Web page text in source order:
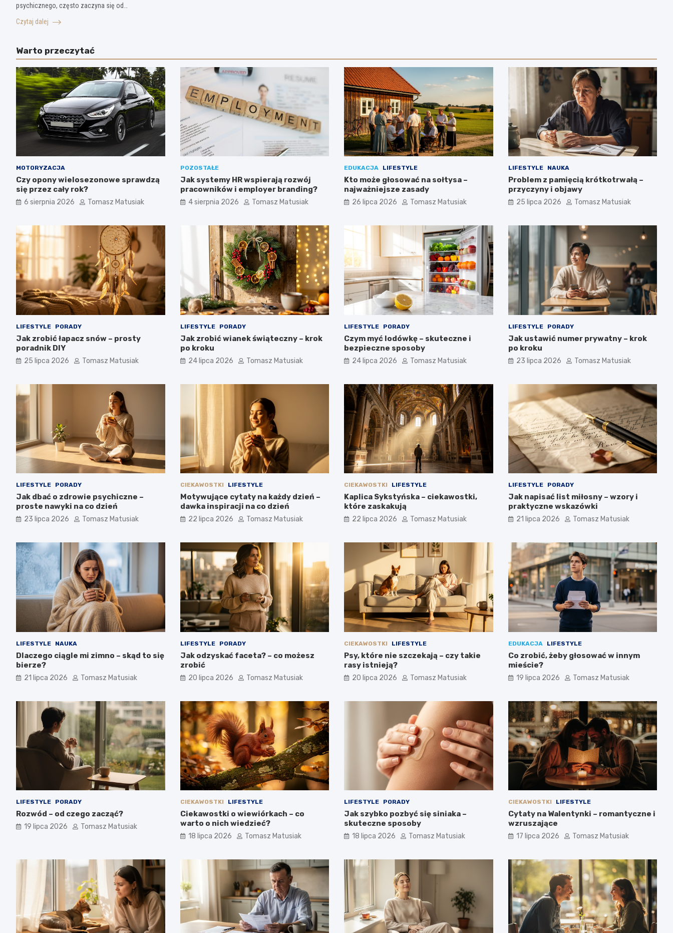
psychicznego, często zaczyna się od…
Czytaj dalej
Warto przeczytać
MOTORYZACJA
Czy opony wielosezonowe sprawdzą
się przez cały rok?
6 sierpnia 2026 Tomasz Matusiak
POZOSTAŁE
Jak systemy HR wspierają rozwój
pracowników i employer branding?
4 sierpnia 2026 Tomasz Matusiak
EDUKACJA LIFESTYLE
Kto może głosować na sołtysa –
najważniejsze zasady
26 lipca 2026 Tomasz Matusiak
LIFESTYLE NAUKA
Problem z pamięcią krótkotrwałą –
przyczyny i objawy
25 lipca 2026 Tomasz Matusiak
LIFESTYLE PORADY
Jak zrobić łapacz snów – prosty
poradnik DIY
25 lipca 2026 Tomasz Matusiak
LIFESTYLE PORADY
Jak zrobić wianek świąteczny – krok
po kroku
24 lipca 2026 Tomasz Matusiak
LIFESTYLE PORADY
Czym myć lodówkę – skuteczne i
bezpieczne sposoby
24 lipca 2026 Tomasz Matusiak
LIFESTYLE PORADY
Jak ustawić numer prywatny – krok
po kroku
23 lipca 2026 Tomasz Matusiak
LIFESTYLE PORADY
Jak dbać o zdrowie psychiczne –
proste nawyki na co dzień
23 lipca 2026 Tomasz Matusiak
CIEKAWOSTKI LIFESTYLE
Motywujące cytaty na każdy dzień –
dawka inspiracji na co dzień
22 lipca 2026 Tomasz Matusiak
CIEKAWOSTKI LIFESTYLE
Kaplica Sykstyńska – ciekawostki,
które zaskakują
22 lipca 2026 Tomasz Matusiak
LIFESTYLE PORADY
Jak napisać list miłosny – wzory i
praktyczne wskazówki
21 lipca 2026 Tomasz Matusiak
LIFESTYLE NAUKA
Dlaczego ciągle mi zimno – skąd to się
bierze?
21 lipca 2026 Tomasz Matusiak
LIFESTYLE PORADY
Jak odzyskać faceta? – co możesz
zrobić
20 lipca 2026 Tomasz Matusiak
CIEKAWOSTKI LIFESTYLE
Psy, które nie szczekają – czy takie
rasy istnieją?
20 lipca 2026 Tomasz Matusiak
EDUKACJA LIFESTYLE
Co zrobić, żeby głosować w innym
mieście?
19 lipca 2026 Tomasz Matusiak
LIFESTYLE PORADY
Rozwód – od czego zacząć?
19 lipca 2026 Tomasz Matusiak
CIEKAWOSTKI LIFESTYLE
Ciekawostki o wiewiórkach – co
warto o nich wiedzieć?
18 lipca 2026 Tomasz Matusiak
LIFESTYLE PORADY
Jak szybko pozbyć się siniaka –
skuteczne sposoby
18 lipca 2026 Tomasz Matusiak
CIEKAWOSTKI LIFESTYLE
Cytaty na Walentynki – romantyczne i
wzruszające
17 lipca 2026 Tomasz Matusiak